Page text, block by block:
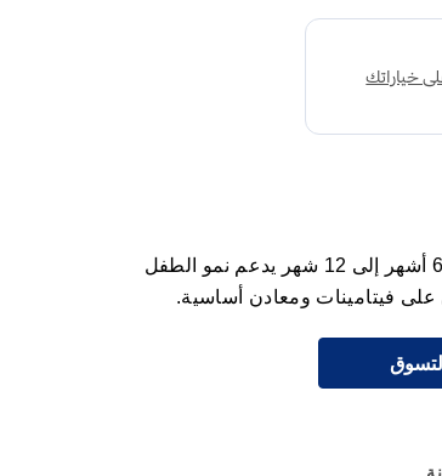
حليب سيميلاك جولد 2 مخصص للأطفال من عمر 6 أشهر إلى 12 شهر يدعم نمو الطفل